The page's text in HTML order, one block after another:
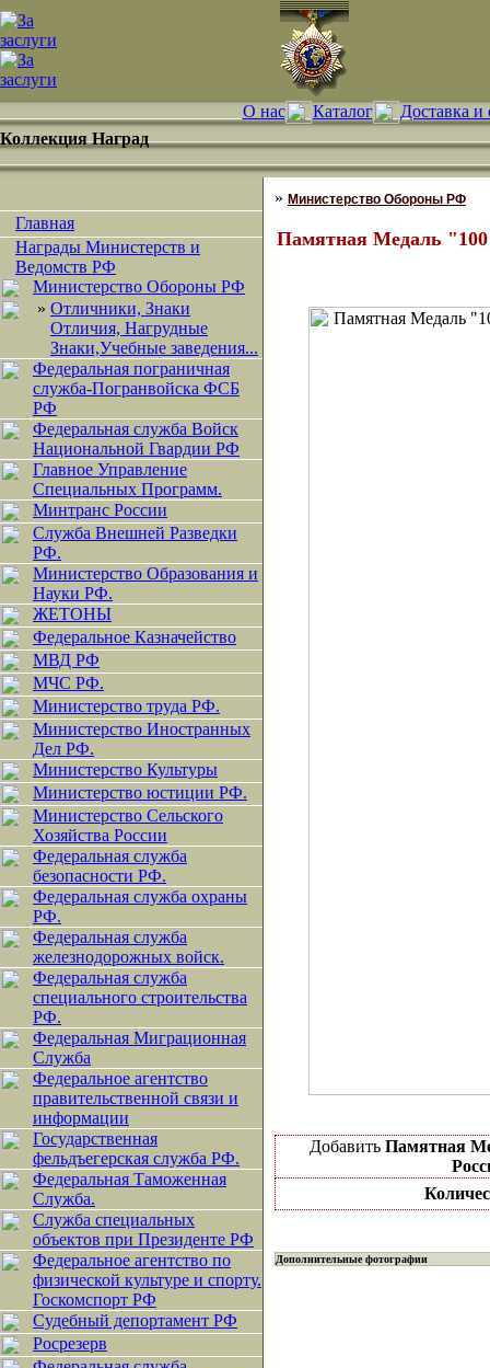
Коллекция Наград
О нас Каталог Доставка и
Главная
Награды Министерств и
Ведомств РФ
Министерство Обороны РФ
» Отличники, Знаки
Отличия, Нагрудные
Знаки,Учебные заведения...
Федеральная пограничная
служба-Погранвойска ФСБ
РФ
Федеральная служба Войск
Национальной Гвардии РФ
Главное Управление
Специальных Программ.
Минтранс России
Служба Внешней Разведки
РФ.
Министерство Образования и
Науки РФ.
ЖЕТОНЫ
Федеральное Казначейство
МВД РФ
МЧС РФ.
Министерство труда РФ.
Министерство Иностранных
Дел РФ.
Министерство Культуры
Министерство юстиции РФ.
Министерство Сельского
Хозяйства России
Федеральная служба
безопасности РФ.
Федеральная служба охраны
РФ.
Федеральная служба
железнодорожных войск.
Федеральная служба
специального строительства
РФ.
Федеральная Миграционная
Служба
Федеральное агентство
правительственной связи и
информации
Государственная
фельдъегерская служба РФ.
Федеральная Таможенная
Служба.
Служба специальных
объектов при Президенте РФ
Федеральное агентство по
физической культуре и спорту.
Госкомспорт РФ
Судебный депортамент РФ
Росрезерв
» Министерство Обороны РФ
Памятная Медаль "100
Добавить Памятная
Дополнительные фотографии